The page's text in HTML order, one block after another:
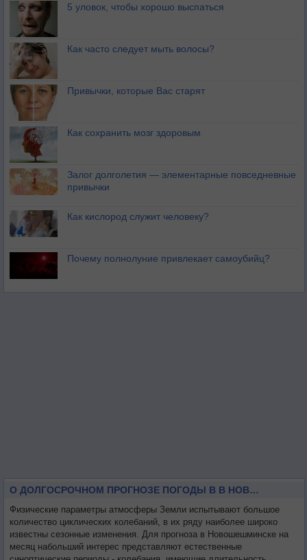
5 уловок, чтобы хорошо выспаться
Как часто следует мыть волосы?
Привычки, которые Вас старят
Как сохранить мозг здоровым
Залог долголетия — элементарные повседневные
привычки
Как кислород служит человеку?
Почему полнолуние привлекает самоубийц?
О ДОЛГОСРОЧНОМ ПРОГНОЗЕ ПОГОДЫ В В НОВОШЕШМИНСКЕ НА МЕСЯЦ
Физические параметры атмосферы Земли испытывают большое
количество циклических колебаний, в их ряду наиболее широко
известны сезонные изменения. Для прогноза в Новошешминске на
месяц набольший интерес представляют естественные